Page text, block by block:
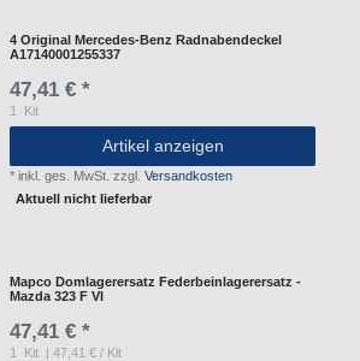
4 Original Mercedes-Benz Radnabendeckel
A17140001255337
47,41 € *
1 Kit
Artikel anzeigen
*inkl. ges. MwSt. zzgl.Versandkosten
Aktuell nicht lieferbar
Mapco Domlagerersatz Federbeinlagerersatz -
Mazda 323 F VI
47,41 € *
1 Kit | 47,41 € / Kit